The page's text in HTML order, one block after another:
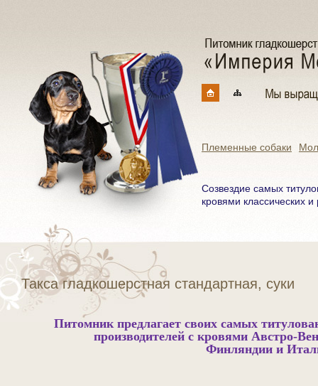
Племенные собаки
Созвездие самых
кровями классических и
Такса гладкошерстная стандартная, суки
Питомник предлагает своих самых
производителей с кровями